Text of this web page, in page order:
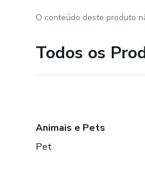
O conteúdo deste produto
Todos os
Animais e Pets
Pet